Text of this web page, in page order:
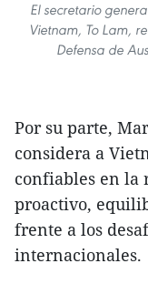
El secretario
Vietnam, To Lam,
Defensa de
Por su parte,
considera a
confiables en la
proactivo,
frente a los
internacionales.